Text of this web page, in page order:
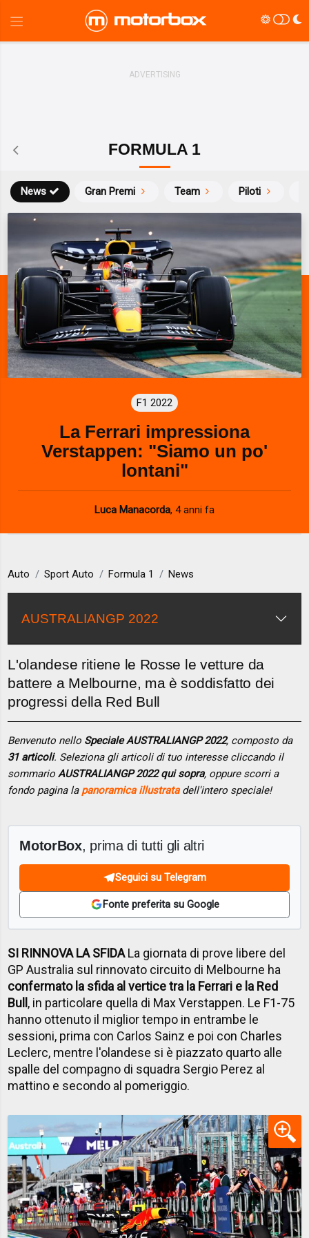
FORMULA 1
News Gran Premi Team Piloti
F1 2022
La Ferrari impressiona
Verstappen: "Siamo un po'
lontani"
Luca Manacorda, 4 anni fa
Auto Sport Auto Formula 1 News
AUSTRALIANGP 2022
L'olandese ritiene le Rosse le vetture da
battere a Melbourne, ma è soddisfatto dei
progressi della Red Bull
Benvenuto nello Speciale AUSTRALIANGP 2022, composto da
31 articoli. Seleziona gli articoli di tuo interesse cliccando il
sommarioAUSTRALIANGP 2022 qui sopra, oppure scorri a
fondo pagina la panoramica illustratadell'intero speciale!
MotorBox, prima di tutti gli altri
Seguici su Telegram
Fonte preferita su Google
SI RINNOVA LA SFIDALa giornata di prove libere del
GP Australia sul rinnovato circuito di Melbourne ha
confermato la sfida al vertice tra la Ferrari e la Red
Bull , in particolare quella di Max Verstappen. Le F1-75
hanno ottenuto il miglior tempo in entrambe le
sessioni, prima con Carlos Sainz e poi con Charles
Leclerc, mentre l'olandese si è piazzato quarto alle
spalle del compagno di squadra Sergio Perez al
mattino e secondo al pomeriggio.